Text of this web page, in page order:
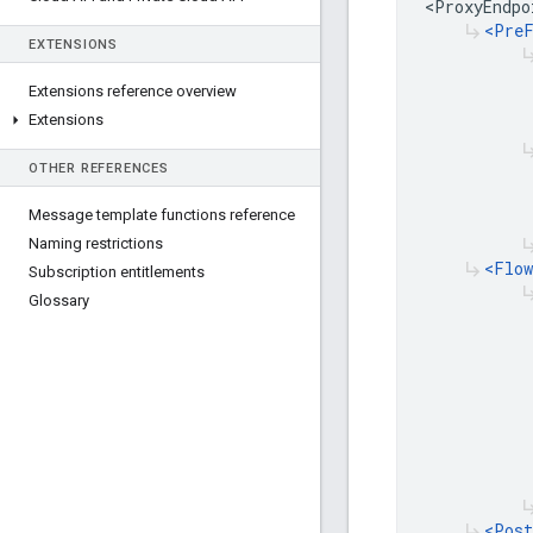
EXTENSIONS
Extensions reference overview
Extensions
OTHER REFERENCES
Message template functions reference
Naming restrictions
Subscription entitlements
Glossary
subdirectory_arrow_right
subdirectory_arrow_right